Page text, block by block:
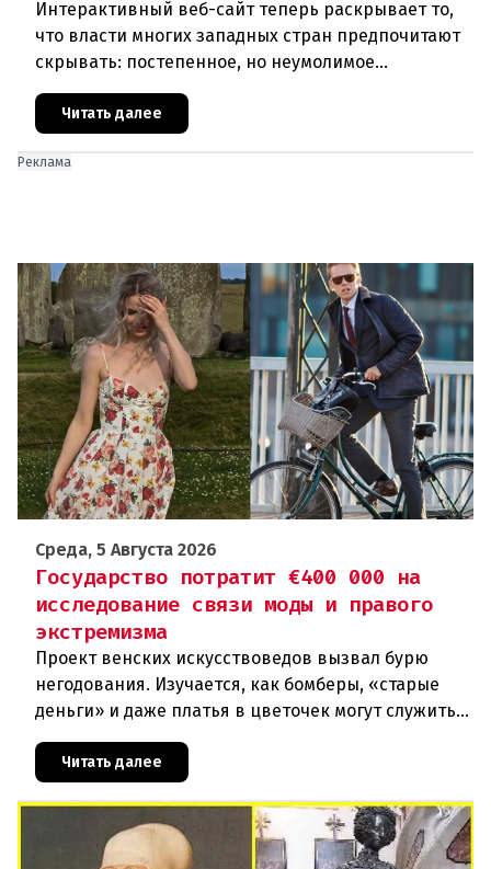
Интерактивный веб-сайт теперь раскрывает то,
что власти многих западных стран предпочитают
скрывать: постепенное, но неумолимое
сокращение численности населения
европейского происхождения. «Часы замен
Читать далее
Реклама
Среда, 5 Августа 2026
Государство потратит €400 000 на
исследование связи моды и правого
экстремизма
Проект венских искусствоведов вызвал бурю
негодования. Изучается, как бомберы, «старые
деньги» и даже платья в цветочек могут служить
инструментом пропаганды. Оппоненты требуют
ответа от министра наук
Читать далее